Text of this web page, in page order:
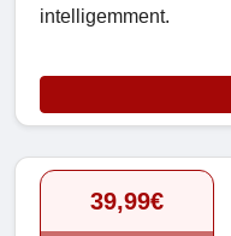
intelligemment.
39,99€